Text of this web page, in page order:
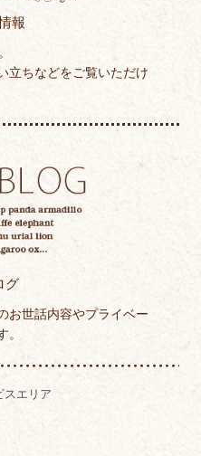
報
立ちなどをご覧いただけ
グ
お世話内容やプライベー
。
スエリア